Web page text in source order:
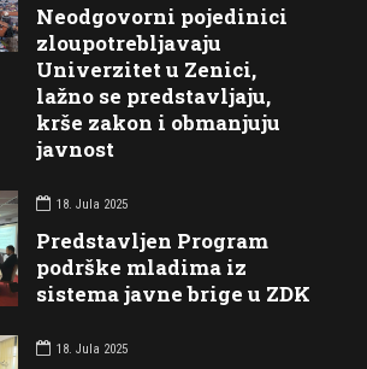
Neodgovorni pojedinici
zloupotrebljavaju
Univerzitet u Zenici,
lažno se predstavljaju,
krše zakon i obmanjuju
javnost
18. Jula 2025
Predstavljen Program
podrške mladima iz
sistema javne brige u ZDK
18. Jula 2025